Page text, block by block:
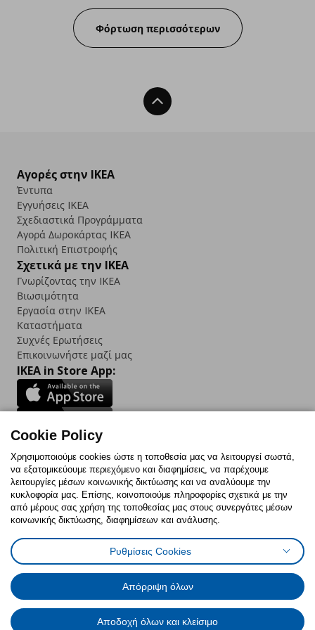
Φόρτωση περισσότερων
Back To Top
Αγορές στην IKEA
Έντυπα
Εγγυήσεις IKEA
Σχεδιαστικά Προγράμματα
Αγορά Δωρoκάρτας IKEA
Πολιτική Επιστροφής
Σχετικά με την IKEA
Γνωρίζοντας την IKEA
Βιωσιμότητα
Εργασία στην IKEA
Καταστήματα
Συχνές Ερωτήσεις
Επικοινωνήστε μαζί μας
IKEA in Store App:
Follow us:
FacebookInstagram
TikTokYoutubePinterestTwitter
Πολιτική CookiesΔήλωση ψηφιακής προσβασιμότητας
Έντυπο Επιστροφής / ΑκύρωσηςΡυθμίσεις cookiesΌροι Χρήσης
Γενική Πολιτική Προσωπικών Δεδομένων
Πολιτική Προσωπικών Δεδομένων για IKEA.com.cy
Cookie Policy
Χρησιμοποιούμε cookies ώστε η τοποθεσία μας να λειτουργεί σωστά,
να εξατομικεύουμε περιεχόμενο και διαφημίσεις, να παρέχουμε
λειτουργίες μέσων κοινωνικής δικτύωσης και να αναλύουμε την
κυκλοφορία μας. Επίσης, κοινοποιούμε πληροφορίες σχετικά με την
από μέρους σας χρήση της τοποθεσίας μας στους συνεργάτες μέσων
κοινωνικής δικτύωσης, διαφημίσεων και ανάλυσης.
Ρυθμίσεις Cookies
Απόρριψη όλων
Αποδοχή όλων και κλείσιμο